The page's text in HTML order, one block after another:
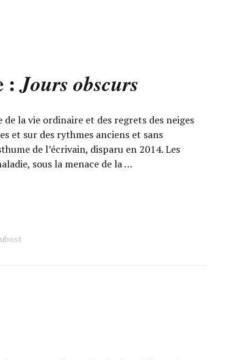
:Jours obscurs
de la vie ordinaire et des regrets des neiges
et sur des rythmes anciens et sans
de l’écrivain, disparu en 2014. Les
sous la menace de la …